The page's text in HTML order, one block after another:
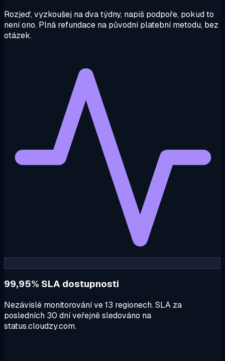
Rozjeď, vyzkoušej na dva týdny, napiš podpoře, pokud to
není ono. Plná refundace na původní platební metodu, bez
otázek.
99,95% SLA dostupnosti
Nezávislé monitorování ve 13 regionech. SLA za
posledních 30 dní veřejně sledováno na
status.cloudzy.com.